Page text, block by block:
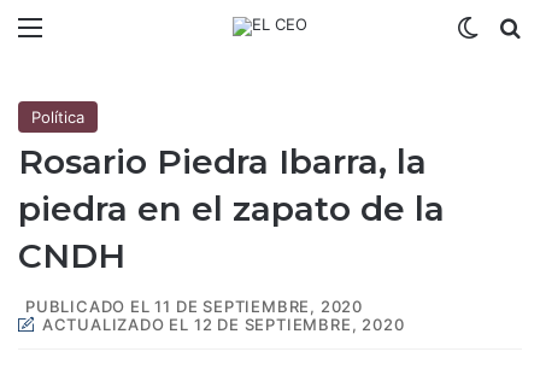
Política
Rosario Piedra Ibarra, la
piedra en el zapato de la
CNDH
PUBLICADO EL 11 DE SEPTIEMBRE, 2020
ACTUALIZADO EL 12 DE SEPTIEMBRE, 2020